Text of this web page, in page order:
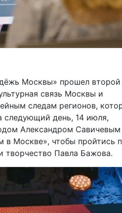
Москвы» прошел второй
связь Москвы и
следам регионов,
следующий день, 14 июля,
Александром Савичевым
в Москве», чтобы пройтись
творчество Павла Бажова.